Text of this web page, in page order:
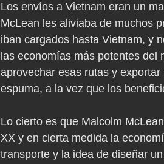
Los envíos a Vietnam eran un
McLean les aliviaba de muchos
iban cargados hasta Vietnam, y
las economías más potentes
aprovechar esas rutas y
espuma, a la vez que los
Lo cierto es que Malcolm
XX y en cierta medida la
transporte y la idea de diseñar